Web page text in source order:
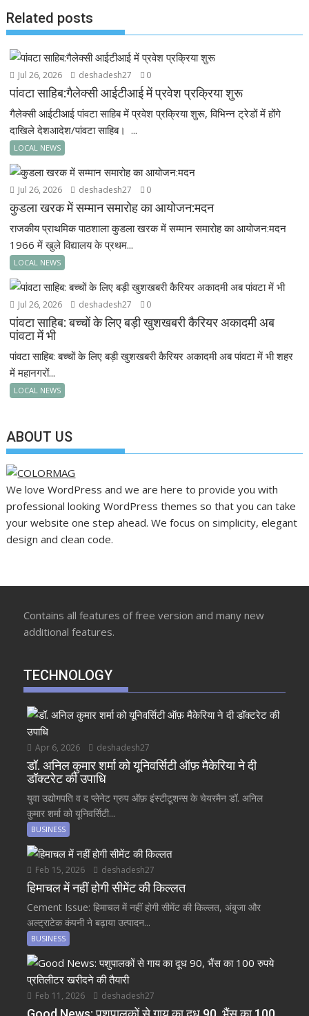
Related posts
Jul 26, 2026 deshadesh27 0
पांवटा साहिब:गैलेक्सी आईटीआई में प्रवेश प्रक्रिया शुरू
गैलेक्सी आईटीआई पांवटा साहिब में प्रवेश प्रक्रिया शुरू, विभिन्न ट्रेडों में होंगे
दाखिले देशआदेश/पांवटा साहिब। ...
LOCAL NEWS
Jul 26, 2026 deshadesh27 0
कुडला खरक में सम्मान समारोह का आयोजन:मदन
राजकीय प्राथमिक पाठशाला कुडला खरक में सम्मान समारोह का आयोजन:मदन
1966 में खुले विद्यालय के प्रथम...
LOCAL NEWS
Jul 26, 2026 deshadesh27 0
पांवटा साहिब: बच्चों के लिए बड़ी खुशखबरी कैरियर अकादमी अब
पांवटा में भी
पांवटा साहिब: बच्चों के लिए बड़ी खुशखबरी कैरियर अकादमी अब पांवटा में भी शहर
में महानगरों...
LOCAL NEWS
ABOUT US
We love WordPress and we are here to provide you with
professional looking WordPress themes so that you can take
your website one step ahead. We focus on simplicity, elegant
design and clean code.
Contains all features of free version and many new
additional features.
TECHNOLOGY
Apr 6, 2026 deshadesh27
डॉ. अनिल कुमार शर्मा को यूनिवर्सिटी ऑफ़ मैकेरिया ने दी
डॉक्टरेट की उपाधि
युवा उद्योगपति व द प्लेनेट ग्रुप ऑफ़ इंस्टीटूशन्स के चेयरमैन डॉ. अनिल
कुमार शर्मा को यूनिवर्सिटी...
BUSINESS
Feb 15, 2026 deshadesh27
हिमाचल में नहीं होगी सीमेंट की किल्लत
Cement Issue: हिमाचल में नहीं होगी सीमेंट की किल्लत, अंबुजा और
अल्ट्राटेक कंपनी ने बढ़ाया उत्पादन...
BUSINESS
Feb 11, 2026 deshadesh27